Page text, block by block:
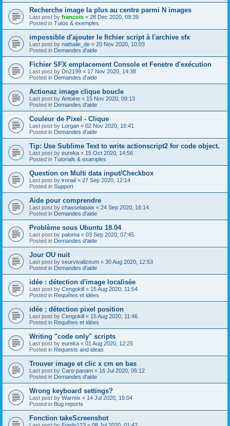
Recherche image la plus au centre parmi N images
Last post by francois « 28 Dec 2020, 09:39
Posted in Tutos & exemples
impossible d'ajouter le fichier script à l'archive sfx
Last post by nathalie_de « 20 Nov 2020, 10:03
Posted in Demandes d'aide
Fichier SFX emplacement Console et Fenetre d'exécution
Last post by Dn2199 « 17 Nov 2020, 14:38
Posted in Demandes d'aide
Actionaz image clique boucle
Last post by Antoine « 15 Nov 2020, 09:13
Posted in Demandes d'aide
Couleur de Pixel - Clique
Last post by Lorgan « 02 Nov 2020, 16:41
Posted in Demandes d'aide
Tip: Use Sublime Text to write actionscript2 for code object.
Last post by eureka « 15 Oct 2020, 14:56
Posted in Tutorials & examples
Question on Multi data input/Checkbox
Last post by ironail « 27 Sep 2020, 12:14
Posted in Support
Aide pour comprendre
Last post by chasselapaix « 24 Sep 2020, 16:14
Posted in Demandes d'aide
Problème sous Ubuntu 18.04
Last post by paloma « 03 Sep 2020, 07:45
Posted in Demandes d'aide
Jour OU nuit
Last post by seurvivalizeum « 30 Aug 2020, 12:53
Posted in Demandes d'aide
idée : détection d'image localisée
Last post by Cengokill « 15 Aug 2020, 11:54
Posted in Requêtes et idées
idée : détection pixel position
Last post by Cengokill « 15 Aug 2020, 11:46
Posted in Requêtes et idées
Writing "code only" scripts
Last post by eureka « 01 Aug 2020, 12:25
Posted in Requests and ideas
Trouver image et clic x cm en bas
Last post by Caro-panam « 16 Jul 2020, 05:12
Posted in Demandes d'aide
Wrong keyboard settings?
Last post by Warmix « 14 Jul 2020, 15:04
Posted in Bug reports
Fonction takeScreenshot
Last post by Fredy123 « 08 Jul 2020, 01:42